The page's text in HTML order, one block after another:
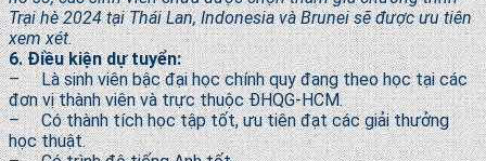
Trại hè 2024 tại Thái Lan, Indonesia và Brunei sẽ được ưu tiên
xem xét.
6. Điều kiện dự tuyển:
– Là sinh viên bậc đại học chính quy đang theo học tại các
đơn vị thành viên và trực thuộc ĐHQG-HCM.
– Có thành tích học tập tốt, ưu tiên đạt các giải thưởng
học thuật.